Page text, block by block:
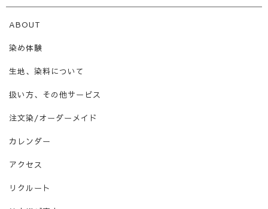
ABOUT
染め体験
生地、染料について
扱い方、その他サービス
注文染/オーダーメイド
カレンダー
アクセス
リクルート